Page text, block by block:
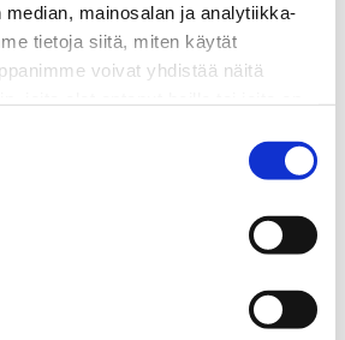
mainosalan ja analytiikka-
tietoja siitä, miten käytät
voivat yhdistää näitä
voit ostaa tuotteita ja
ovat osaamisen
ja tuotteet . Jollet ole
rekisteröityminen sivustolle
verkkokaupasta voit ostaa
tapahtumat ja tuotteet .
rekisteröityminen sivustolle
verkkokauppa-ostoksia
jäsentunnuksilla